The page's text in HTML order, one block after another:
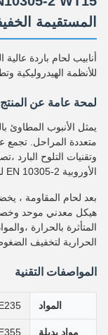
المستقيمة
أنابيب لحام باردة
للأنظمة الهيدروليكية
لمحة عامة عن المنتج
يمثل الأنبوب المطاوئ
وتقنيات التلوح البارد
الأوروبية EN 10305-2 للأنابيب الصلبة المطاوئة المسحوبة باردة.
بعد لحام المقاومة ،
هيكل معدني موحد
المتأثرة بالحرارة
الحرارية لتخفيف
المواصفات التقنية
المواد
مواد بديلة